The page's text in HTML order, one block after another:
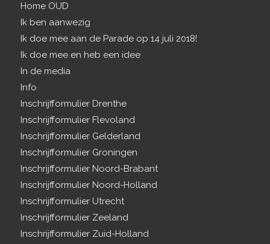
Home OUD
Ik ben aanwezig
Ik doe mee aan de Parade op 14 juli 2018!
Ik doe mee en heb een idee
In de media
Info
Inschrijfformulier Drenthe
Inschrijfformulier Flevoland
Inschrijfformulier Gelderland
Inschrijfformulier Groningen
Inschrijfformulier Noord-Brabant
Inschrijfformulier Noord-Holland
Inschrijfformulier Utrecht
Inschrijfformulier Zeeland
Inschrijfformulier Zuid-Holland